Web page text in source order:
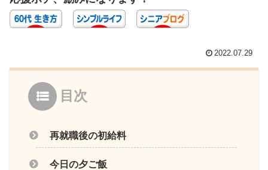
2022.07.29
目次
再就職後の初給料
今日の夕ご飯